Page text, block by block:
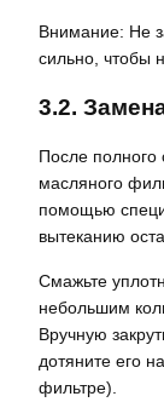
Внимание: Не
сильно, чтобы
3.2.
После полного
масляного
помощью
вытеканию
Смажьте
небольшим
Вручную
дотяните его
фильтре).